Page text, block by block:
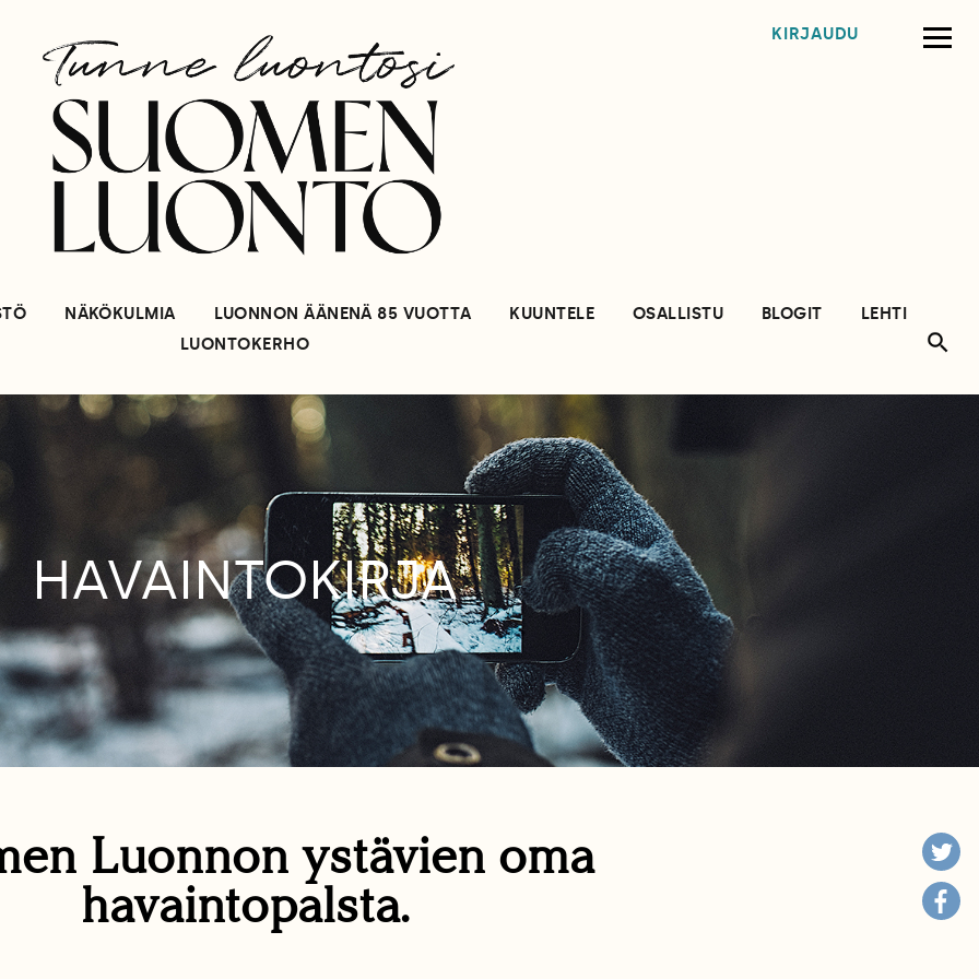
KIRJAUDU
NÄKÖKULMIA LUONNON ÄÄNENÄ 85 VUOTTA KUUNTELE OSALLISTU BLOGIT
LEHTI
LUONTOKERHO
HAVAINTOKIRJA
Luonnon ystävien oma
havaintopalsta.